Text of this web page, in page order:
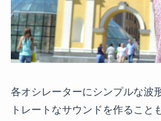
各オシレーターにシンプルな波
トレートなサウンドを作ること